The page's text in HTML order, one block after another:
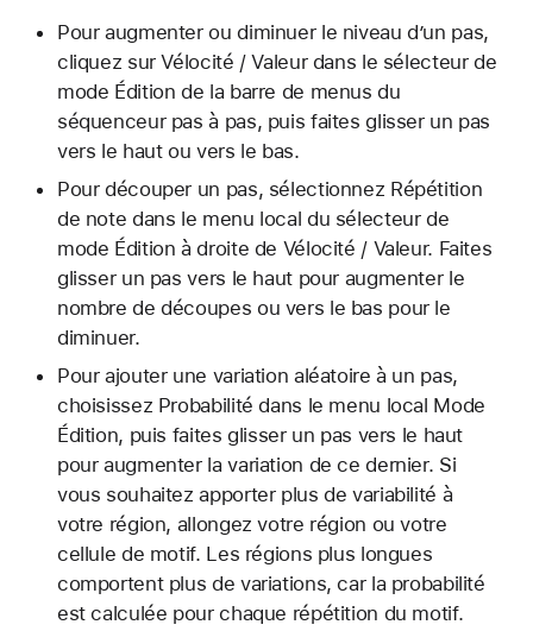
Pour augmenter ou diminuer le niveau d’un pas,
cliquez sur Vélocité / Valeur dans le sélecteur de
mode Édition de la barre de menus du
séquenceur pas à pas, puis faites glisser un pas
vers le haut ou vers le bas.
Pour découper un pas, sélectionnez Répétition
de note dans le menu local du sélecteur de
mode Édition à droite de Vélocité / Valeur. Faites
glisser un pas vers le haut pour augmenter le
nombre de découpes ou vers le bas pour le
diminuer.
Pour ajouter une variation aléatoire à un pas,
choisissez Probabilité dans le menu local Mode
Édition, puis faites glisser un pas vers le haut
pour augmenter la variation de ce dernier. Si
vous souhaitez apporter plus de variabilité à
votre région, allongez votre région ou votre
cellule de motif. Les régions plus longues
comportent plus de variations, car la probabilité
est calculée pour chaque répétition du motif.